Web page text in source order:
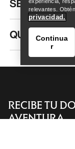
Encuentra
SEGUIR
QUIÉNES
RECIBE TU
AVENTURA
relevantes.
privacidad.
Continua
r